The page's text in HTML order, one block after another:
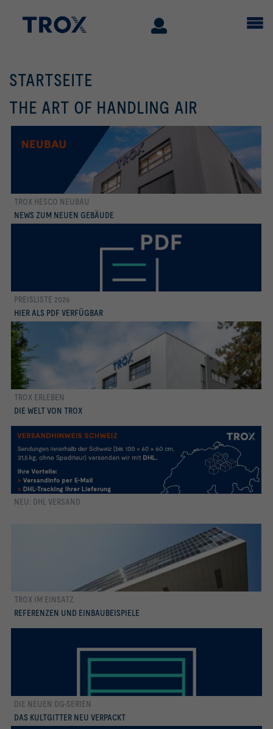
STARTSEITE
THE ART OF HANDLING AIR
TROX HESCO NEUBAU
NEWS ZUM NEUEN GEBÄUDE
mehr erfahren
PREISLISTE 2026
HIER ALS PDF VERFÜGBAR
Preisliste 2026
TROX ERLEBEN
DIE WELT VON TROX
zum Video
NEU: DHL VERSAND
mehr erfahren
TROX IM EINSATZ
REFERENZEN UND EINBAUBEISPIELE
mehr erfahren
DIE NEUEN DG-SERIEN
DAS KULTGITTER NEU VERPACKT
mehr erfahren